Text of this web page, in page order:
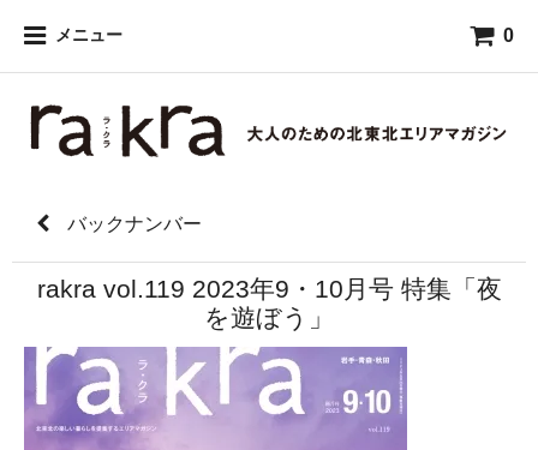
メニュー 0
バックナンバー
rakra vol.119 2023年9・10月号 特集「夜
を遊ぼう」